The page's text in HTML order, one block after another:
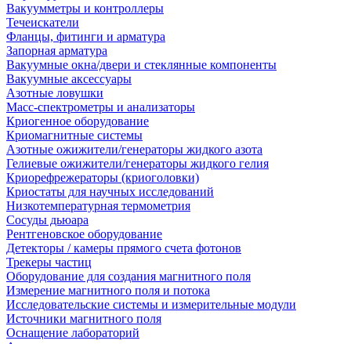
Вакуумметры и контроллеры
Течеискатели
Фланцы, фитинги и арматура
Запорная арматура
Вакуумные окна/двери и стеклянные компоненты
Вакуумные аксессуары
Азотные ловушки
Масс-спектрометры и анализаторы
Криогенное оборудование
Криомагнитные системы
Азотные ожижители/генераторы жидкого азота
Гелиевые ожижители/генераторы жидкого гелия
Криорефрежераторы (криоголовки)
Криостаты для научных исследований
Низкотемпературная термометрия
Сосуды дьюара
Рентгеновское оборудование
Детекторы / камеры прямого счета фотонов
Трекеры частиц
Оборудование для создания магнитного поля
Измерение магнитного поля и потока
Исследовательские системы и измерительные модули
Источники магнитного поля
Оснащение лабораторий